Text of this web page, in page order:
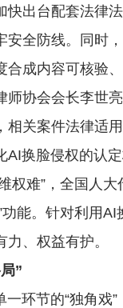
台配套法律法
安全防线。同时
合成内容可核验
会会长李世亮
相关案件法律适
AI换脸侵权的认
难”，全国人大
功能。针对利用
、权益有护。
”
节的“独角戏”